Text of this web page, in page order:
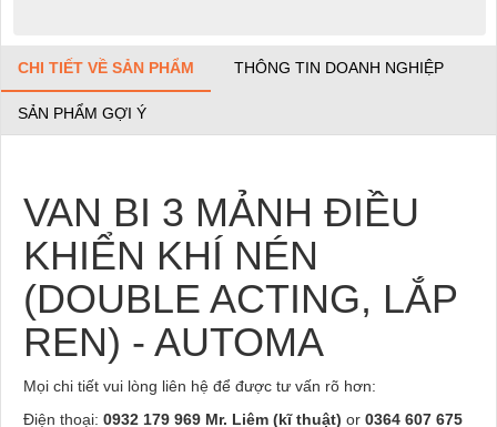
CHI TIẾT VỀ SẢN PHẨM THÔNG TIN DOANH NGHIỆP
SẢN PHẨM GỢI Ý
VAN BI 3 MẢNH ĐIỀU
KHIỂN KHÍ NÉN
(DOUBLE ACTING, LẮP
REN) - AUTOMA
Mọi chi tiết vui lòng liên hệ để được tư vấn rõ hơn:
Điện thoại: 0932 179 969 Mr. Liêm (kĩ thuật) or 0364 607 675